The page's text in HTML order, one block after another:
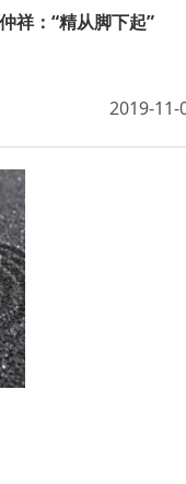
祥：“精从脚下起”
2019-11-